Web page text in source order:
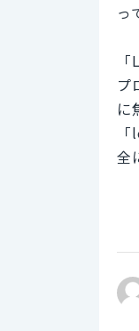
っ
プ
に
全